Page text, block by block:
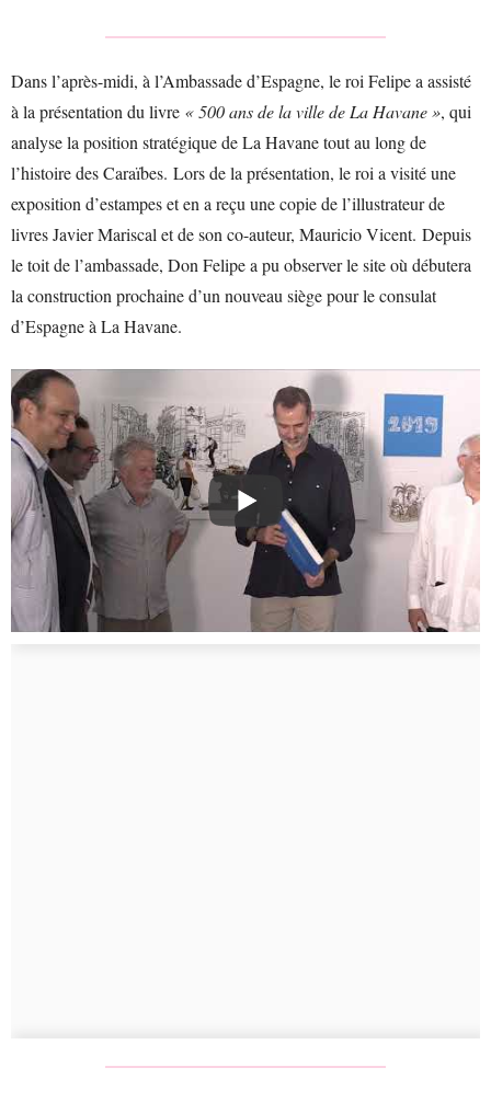
Dans l’après-midi, à l’Ambassade d’Espagne, le roi Felipe a assisté
à la présentation du livre « 500 ans de la ville de La Havane », qui
analyse la position stratégique de La Havane tout au long de
l’histoire des Caraïbes. Lors de la présentation, le roi a visité une
exposition d’estampes et en a reçu une copie de l’illustrateur de
livres Javier Mariscal et de son co-auteur, Mauricio Vicent. Depuis
le toit de l’ambassade, Don Felipe a pu observer le site où débutera
la construction prochaine d’un nouveau siège pour le consulat
d’Espagne à La Havane.